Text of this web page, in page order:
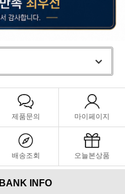
제품문의 마이페이지
배송조회 오늘본상품
BANK INFO